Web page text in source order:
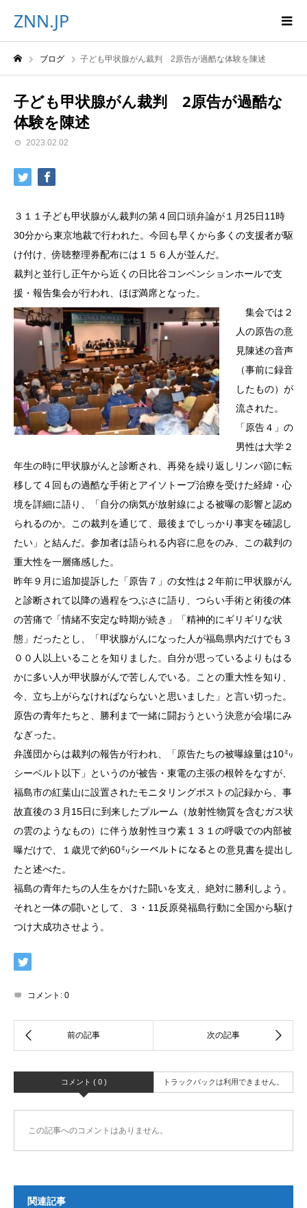
ZNN.JP
ブログ 子ども甲状腺がん裁判 2原告が過酷な体験を陳述
子ども甲状腺がん裁判 2原告が過酷な
体験を陳述
2023.02.02
３１１子ども甲状腺がん裁判の第４回口頭弁論が１月25日11時
30分から東京地裁で行われた。今回も早くから多くの支援者が駆
け付け、傍聴整理券配布には１５６人が並んだ。
裁判と並行し正午から近くの日比谷コンベンションホールで支
援・報告集会が行われ、ほぼ満席となった。
集会では２
人の原告の意
見陳述の音声
（事前に録音
したもの）が
流された。
「原告４」の
男性は大学２
年生の時に甲状腺がんと診断され、再発を繰り返しリンパ節に転
移して４回もの過酷な手術とアイソトープ治療を受けた経緯・心
境を詳細に語り、「自分の病気が放射線による被曝の影響と認め
られるのか。この裁判を通じて、最後までしっかり事実を確認し
たい」と結んだ。参加者は語られる内容に息をのみ、この裁判の
重大性を一層痛感した。
昨年９月に追加提訴した「原告７」の女性は２年前に甲状腺がん
と診断されて以降の過程をつぶさに語り、つらい手術と術後の体
の苦痛で「情緒不安定な時期が続き」「精神的にギリギリな状
態」だったとし、「甲状腺がんになった人が福島県内だけでも３
００人以上いることを知りました。自分が思っているよりもはる
かに多い人が甲状腺がんで苦しんでいる。ことの重大性を知り、
今、立ち上がらなければならないと思いました」と言い切った。
原告の青年たちと、勝利まで一緒に闘おうという決意が会場にみ
なぎった。
弁護団からは裁判の報告が行われ、「原告たちの被曝線量は10㍉
シーベルト以下」というのが被告・東電の主張の根幹をなすが、
福島市の紅葉山に設置されたモニタリングポストの記録から、事
故直後の３月15日に到来したプルーム（放射性物質を含むガス状
の雲のようなもの）に伴う放射性ヨウ素１３１の呼吸での内部被
曝だけで、１歳児で約60㍉シーベルトになるとの意見書を提出し
たと述べた。
福島の青年たちの人生をかけた闘いを支え、絶対に勝利しよう。
それと一体の闘いとして、３・11反原発福島行動に全国から駆け
つけ大成功させよう。
コメント: 0
コメント ( 0 ) トラックバックは利用できません。
この記事へのコメントはありません。
関連記事